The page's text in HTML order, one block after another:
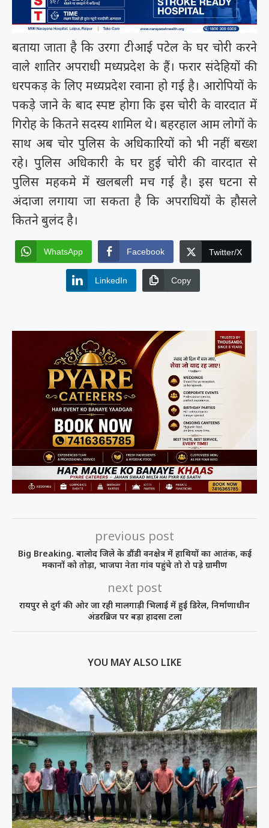
बताया जाता है कि उरगा टीआई पटेल के घर चोरी करने
वाले शातिर अपराधी मध्यप्रदेश के हैं। फरार संदेहियों की
धरपकड़ के लिए मध्यप्रदेश रवाना हो गई है। आरोपियों के
पकड़े जाने के बाद स्पष्ट होगा कि इस चोरी के वारदात में
गिरोह के कितने सदस्य शामिल थे। बहरहाल आम लोगों के
साथ अब चोर पुलिस के अधिकारियों को भी नहीं बख्श
रहे। पुलिस अधिकारी के घर हुई चोरी की वारदात से
पुलिस महकमे में खलबली मच गई है। इस घटना से
अंदाजा लगाया जा सकता है कि अपराधियों के हौसले
कितने बुलंद है।
WhatsApp Facebook Twitter/X
LinkedIn Copy
previous post
Big Breaking. बालोद जिले के डौंडी वनक्षेत्र में हाथियों का आतंक, कई
मकानों को तोड़ा, भाजपा नेता गांव पहुंचे तो रो पड़े ग्रामीण
next post
रायपुर से दुर्ग की ओर जा रही मालगाड़ी भिलाई में हुई डिरेल, निर्माणाधीन
अंडरब्रिज पर बड़ा हादसा टला
YOU MAY ALSO LIKE